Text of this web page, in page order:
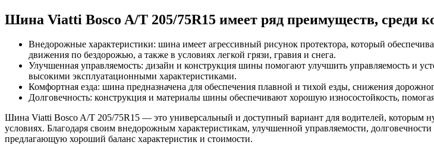
Шина Viatti Bosco A/T 205/75R15 имеет ряд преимуществ, среди
Внедорожные характеристики: шина имеет агрессивный рисунок протектора, который
движения по бездорожью, а также в условиях легкой грязи, гравия и снега.
Улучшенная управляемость: дизайн и конструкция шины помогают улучшить управляемость и
высокими эксплуатационными характеристиками.
Комфортная езда: шина предназначена для обеспечения плавной и тихой езды, снижения
Долговечность: конструкция и материалы шины обеспечивают хорошую износостойкость,
Шина Viatti Bosco A/T 205/75R15 — это универсальный и доступный вариант для водителей, которым
условиях. Благодаря своим внедорожным характеристикам, улучшенной управляемости,
предлагающую хороший баланс характеристик и стоимости.